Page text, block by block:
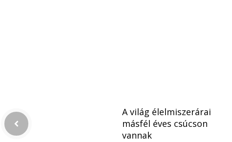
A világ élelmiszerárai
másfél éves csúcson
vannak